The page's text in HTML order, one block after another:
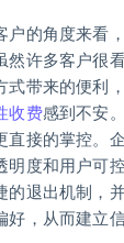
户的角度来看
然许多客户很
式带来的便利
收费感到不安
直接的掌控。
明度和用户可
的退出机制，
，从而建立信